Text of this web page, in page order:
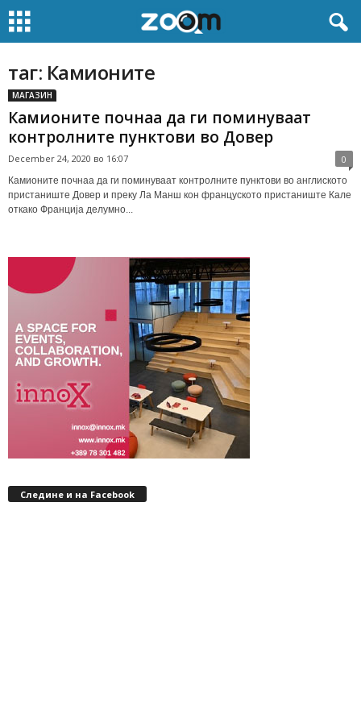
таг: Камионите
МАГАЗИН
Камионите почнаа да ги поминуваат
контролните пунктови во Довер
December 24, 2020 во 16:07 0
Камионите почнаа да ги поминуваат контролните пунктови во англиското
пристаниште Довер и преку Ла Манш кон француското пристаниште Кале
откако Франција делумно...
Следине и на Facebook